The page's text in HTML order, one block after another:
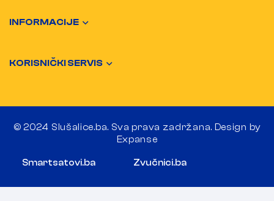
INFORMACIJE
KORISNIČKI SERVIS
© 2024 Slušalice.ba. Sva prava zadržana. Design by
Expanse
Smartsatovi.ba Zvučnici.ba